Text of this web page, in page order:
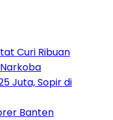
Curi Ribuan
Juta, Sopir di
Banten